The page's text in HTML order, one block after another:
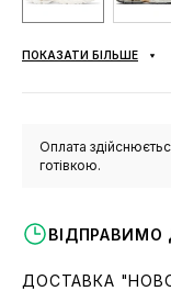
ПОКАЗАТИ БІЛЬШЕ
Оплата
готівкою.
ВІДПРАВИМО
ДОСТАВКА